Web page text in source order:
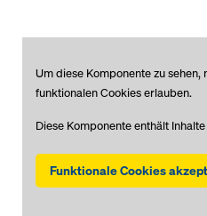
Um diese Komponente zu sehen,
funktionalen Cookies erlauben.
Diese Komponente enthält
Funktionale Cookies